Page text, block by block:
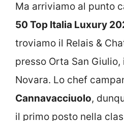
Ma arriviamo al punto
50 Top Italia Luxury
troviamo il Relais &
presso Orta San
Novara. Lo chef
Cannavacciuolo,
il primo posto nella